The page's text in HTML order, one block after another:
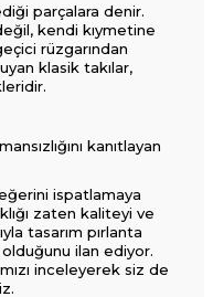
parçalara denir.
kendi kıymetine
rüzgarından
klasik takılar,
kanıtlayan
ispatlamaya
zaten kaliteyi ve
tasarım pırlanta
olduğunu ilan ediyor.
inceleyerek siz de